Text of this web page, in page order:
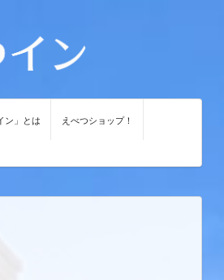
ン」とは えべつショップ！